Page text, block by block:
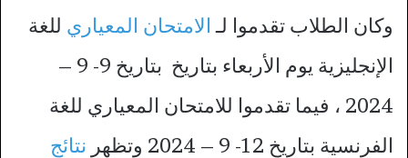
وكان الطلاب تقدموا لـ الامتحان المعياري للغة
الإنجليزية يوم الأربعاء بتاريخ بتاريخ 9- 9 –
2024 ، فيما تقدموا للامتحان المعياري للغة
الفرنسية بتاريخ 12- 9 – 2024 وتظهر
نتائج